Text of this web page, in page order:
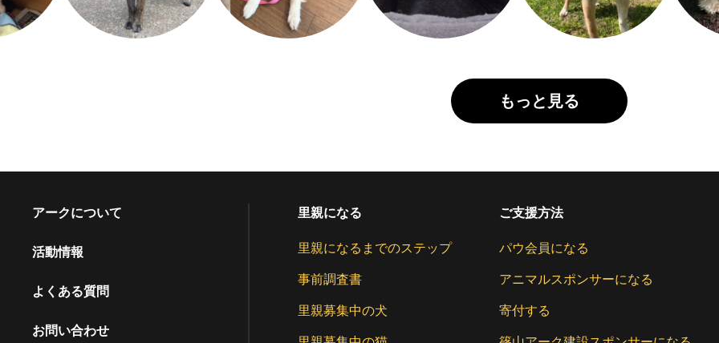
もっと見る
アークについて
活動情報
よくある質問
お問い合わせ
里親になる
里親になるまでのステップ
事前調査書
里親募集中の犬
ご支援方法
パウ会員になる
アニマルスポンサーになる
寄付する